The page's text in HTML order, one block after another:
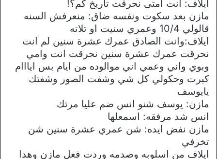
ايلاف: انت امتى نحرقت تاريخ كم؟!
مازن بعد سكوت ونفسه ضاق: منعرفش السنه
قالولي 10/4 وعمري سنيت او تلاته
ايلاف:وانت الصادق عمرك عشرة سنين لم انت
نحرقت عمرك عشرة سنين نحرقت انت وامي
وبوي واني وعمي اني موالوده من ايام بس ايااام
كبرت وحكولي كل شي وشفت الصور وشفتك
يايوسف
مازن: يوسف شنو انس ضم عليا مرتك
انس شد مرفقه: اسمعلها
مازن نفض ايده: شن عمري عشرة سنين شن
تخرفي
ايلاف من اسلوبه وصدمه وردت فعل مازن وهدا